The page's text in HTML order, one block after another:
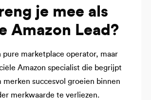
je mee als
Amazon Lead?
pure marketplace operator, maar
Amazon specialist die begrijpt
merken succesvol groeien binnen
merkwaarde te verliezen.